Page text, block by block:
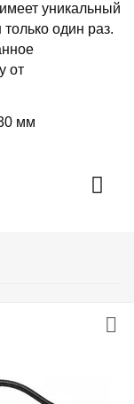
уникальный
один раз.
от
мм